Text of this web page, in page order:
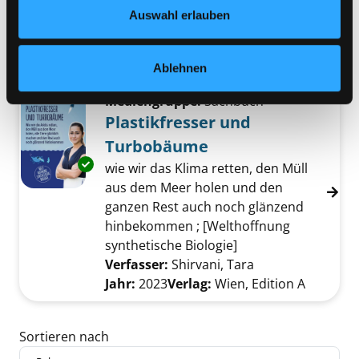
Auswahl erlauben
Ablehnen
Verfasser: Starck, David
Jahr:2024
Potsdam, filmwerte GmbH
Exemplar-Details von Plastikfresser und
Mediengruppe:Sachbuch
Plastikfresser und
Turbobäume
wie wir das Klima retten, den Müll
aus dem Meer holen und den
ganzen Rest auch noch glänzend
hinbekommen ; [Welthoffnung
synthetische Biologie]
Verfasser: Shirvani, Tara
Jahr: 2023Verlag: Wien, Edition A
Zu den Suchfiltern springen
Sortieren nach